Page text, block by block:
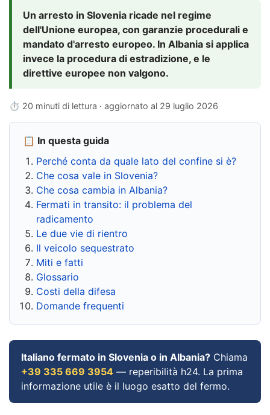
Un arresto in Slovenia ricade nel regime
dell'Unione europea, con garanzie procedurali e
mandato d'arresto europeo. In Albania si applica
invece la procedura di estradizione, e le
direttive europee non valgono.
⏱ 20 minuti di lettura · aggiornato al 29 luglio 2026
📋 In questa guida
Perché conta da quale lato del confine si è?
Che cosa vale in Slovenia?
Che cosa cambia in Albania?
Fermati in transito: il problema del
radicamento
Le due vie di rientro
Il veicolo sequestrato
Miti e fatti
Glossario
Costi della difesa
Domande frequenti
Italiano fermato in Slovenia o in Albania? Chiama
+39 335 669 3954 — reperibilità h24. La prima
informazione utile è il luogo esatto del fermo.